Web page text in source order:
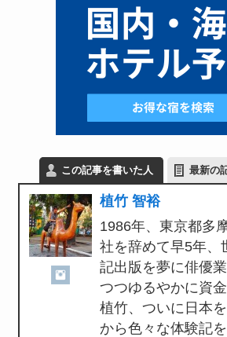
この記事を書いた人 最新の
植竹 智裕
1986年、東京都多
社を辞めて早5年、
記出版を夢に俳優
つつゆるやかに資
植竹、ついに日本
から色々な体験記